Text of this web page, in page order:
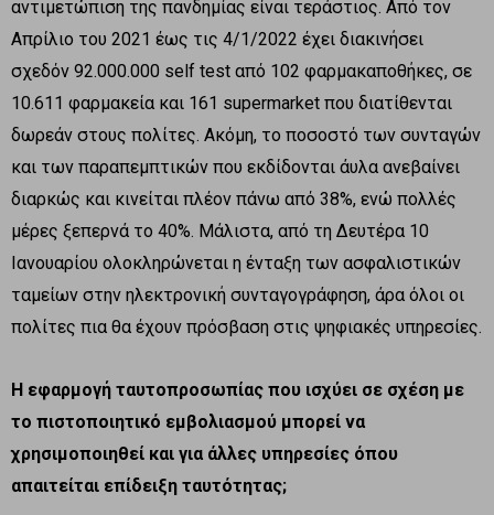
αντιμετώπιση της πανδημίας είναι τεράστιος. Από τον
Απρίλιο του 2021 έως τις 4/1/2022 έχει διακινήσει
σχεδόν 92.000.000 self test από 102 φαρμακαποθήκες, σε
10.611 φαρμακεία και 161 supermarket που διατίθενται
δωρεάν στους πολίτες. Ακόμη, το ποσοστό των συνταγών
και των παραπεμπτικών που εκδίδονται άυλα ανεβαίνει
διαρκώς και κινείται πλέον πάνω από 38%, ενώ πολλές
μέρες ξεπερνά το 40%. Μάλιστα, από τη Δευτέρα 10
Ιανουαρίου ολοκληρώνεται η ένταξη των ασφαλιστικών
ταμείων στην ηλεκτρονική συνταγογράφηση, άρα όλοι οι
πολίτες πια θα έχουν πρόσβαση στις ψηφιακές υπηρεσίες.
Η εφαρμογή ταυτοπροσωπίας που ισχύει σε σχέση με
το πιστοποιητικό εμβολιασμού μπορεί να
χρησιμοποιηθεί και για άλλες υπηρεσίες όπου
απαιτείται επίδειξη ταυτότητας;